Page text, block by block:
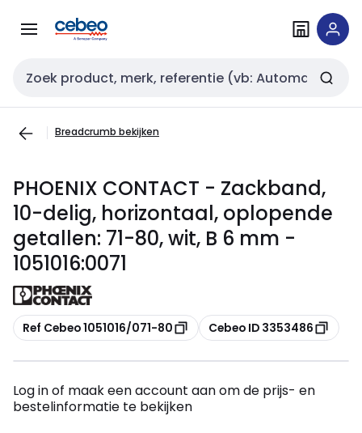
naar
naar
Zoekveld invoer
Breadcrumb bekijken
PHOENIX CONTACT - Zackband,
10-delig, horizontaal, oplopende
getallen: 71-80, wit, B 6 mm -
1051016:0071
Kopiëren
Ref Cebeo 1051016/071-80 Kopiëren
Cebeo ID 3353486
Log in of maak een account aan om de prijs- en
bestelinformatie te bekijken